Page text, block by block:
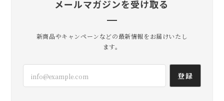
メールマガジンを受け取る
新商品やキャンペーンなどの最新情報をお届けいたし
ます。
登録